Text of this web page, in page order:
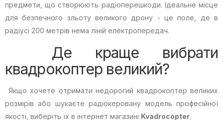
предмети, що створюють радіоперешкоди. Ідеальне місце
для безпечного зльоту великого дрону - це поле, де в
радіусі 200 метрів нема ліній електропередач.
Де краще вибрати
квадрокоптер великий?
Якщо хочете отримати недорогий квадрокоптер великих
розмірів або шукаєте радіокеровану модель професійної
якості, виберіть їх в інтернет магазині Kvadrocopter.